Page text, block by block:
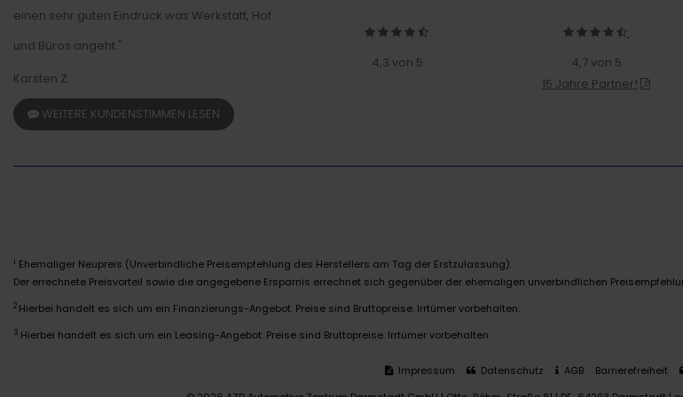
einen sehr guten Eindruck was Werkstatt, Hof
und Büros angeht."
Karsten Z.
WEITERE KUNDENSTIMMEN LESEN
4,3 von 5
4,7 von 5
15 Jahre Partner!
1 Ehemaliger Neupreis (Unverbindliche Preisempfehlung des Herstellers am Tag der Erstzulassung).
Der errechnete Preisvorteil sowie die angegebene Ersparnis errechnet sich gegenüber der ehemaligen unverbindlichen
2 Hierbei handelt es sich um ein Finanzierungs-Angebot. Preise sind Bruttopreise. Irrtümer vorbehalten.
3 Hierbei handelt es sich um ein Leasing-Angebot. Preise sind Bruttopreise. Irrtümer vorbehalten.
Impressum Datenschutz AGB Barrierefreiheit